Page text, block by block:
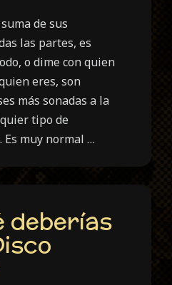
de sus
las partes, es
o dime con quien
eres, son
más sonadas a la
tipo de
Es muy normal …
deberías